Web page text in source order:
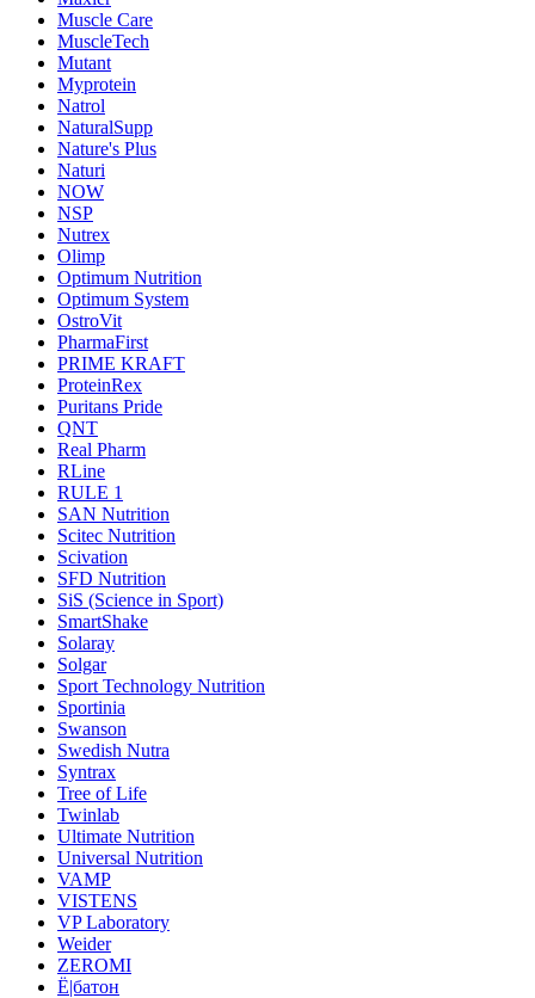
Muscle Care
MuscleTech
Mutant
Myprotein
Natrol
NaturalSupp
Nature's Plus
Naturi
NOW
NSP
Nutrex
Olimp
Optimum Nutrition
Optimum System
OstroVit
PharmaFirst
PRIME KRAFT
ProteinRex
Puritans Pride
QNT
Real Pharm
RLine
RULE 1
SAN Nutrition
Scitec Nutrition
Scivation
SFD Nutrition
SiS (Science in Sport)
SmartShake
Solaray
Solgar
Sport Technology Nutrition
Sportinia
Swanson
Swedish Nutra
Syntrax
Tree of Life
Twinlab
Ultimate Nutrition
Universal Nutrition
VAMP
VISTENS
VP Laboratory
Weider
ZEROMI
Ё|батон